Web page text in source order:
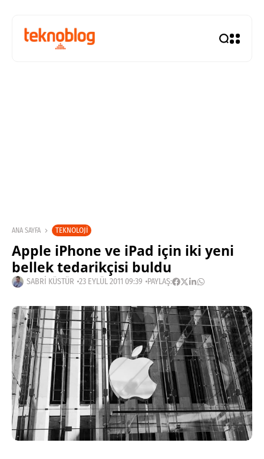
ANA SAYFA TEKNOLOJI
Apple iPhone ve iPad için iki yeni
bellek tedarikçisi buldu
SABRI KÜSTÜR 23 EYLÜL 2011 09:39 PAYLAŞ: